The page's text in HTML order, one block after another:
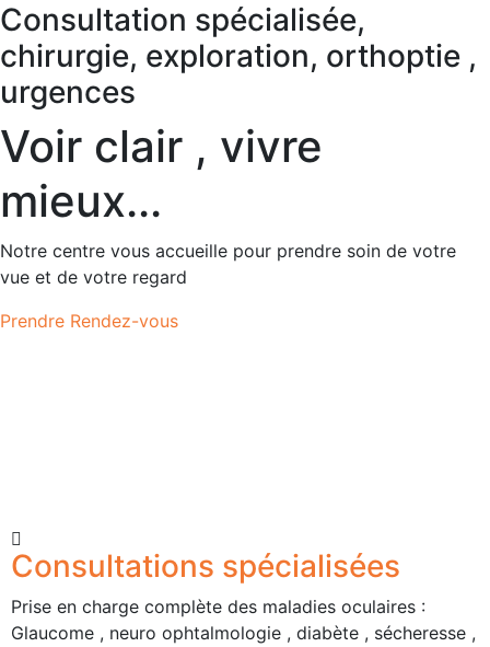
Consultation spécialisée,
chirurgie, exploration, orthoptie ,
urgences
Voir clair , vivre
mieux...
Notre centre vous accueille pour prendre soin de votre
vue et de votre regard
Prendre Rendez-vous
Consultations spécialisées
Prise en charge complète des maladies oculaires :
Glaucome , neuro ophtalmologie , diabète , sécheresse ,